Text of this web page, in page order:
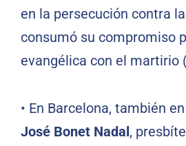
en la persecución contra
consumó su compromiso
evangélica con el martirio
• En Barcelona, también
José Bonet Nadal,